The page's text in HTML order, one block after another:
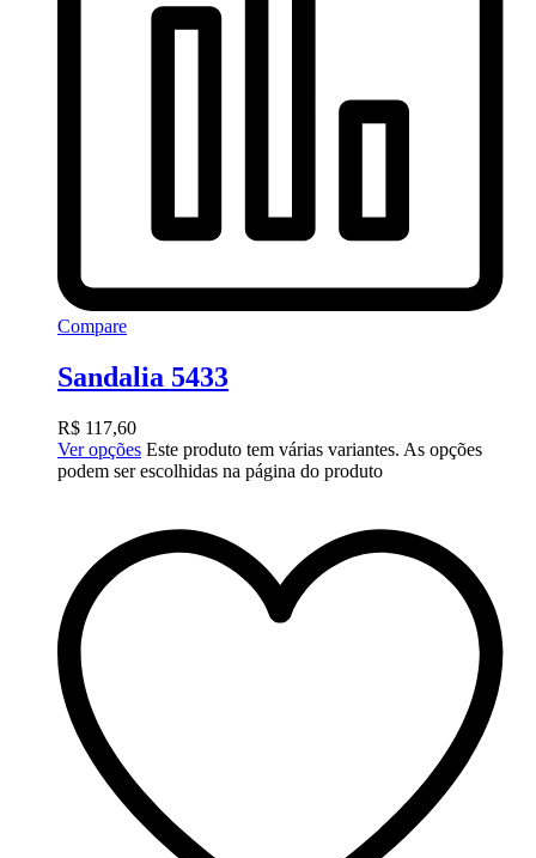
Compare
Sandalia 5433
R$ 117,60
Ver opções Este produto tem várias variantes. As opções
podem ser escolhidas na página do produto